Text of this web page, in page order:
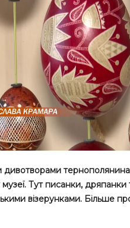
дивотворами
Тут писанки, дряпанки
візерунками. Більше